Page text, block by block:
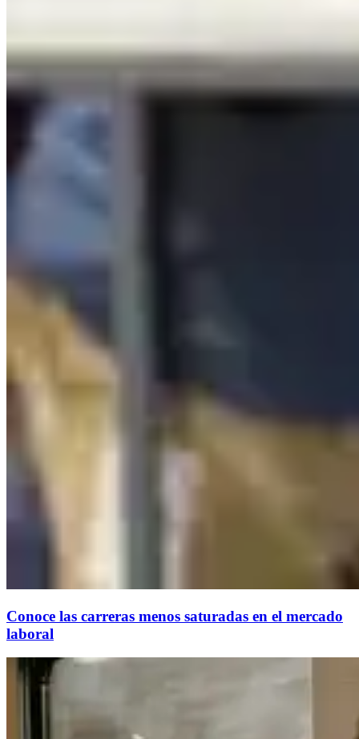
Conoce las carreras menos saturadas en el mercado
laboral